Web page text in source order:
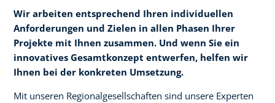
Wir arbeiten entsprechend Ihren individuellen
Anforderungen und Zielen in allen Phasen Ihrer
Projekte mit Ihnen zusammen. Und wenn Sie ein
innovatives Gesamtkonzept entwerfen, helfen wir
Ihnen bei der konkreten Umsetzung.​
Mit unseren Regionalgesellschaften sind unsere Experten